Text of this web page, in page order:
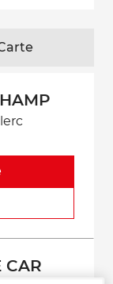
CAR